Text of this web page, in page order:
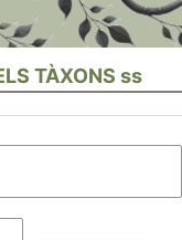
TÀXONS ss